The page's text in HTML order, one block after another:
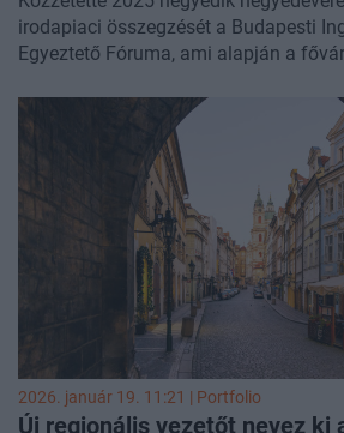
irodapiaci összegzését a Budapesti
Egyeztető Fóruma, ami alapján a
üresedési ráta. A negyedév
volt. A legmagasabb bérlői aktivitást
irodapiac Canary Wharf-ján, a Váci
mérték.
2026. január 19. 11:21 | Portfolio
Új regionális vezetőt nevez ki